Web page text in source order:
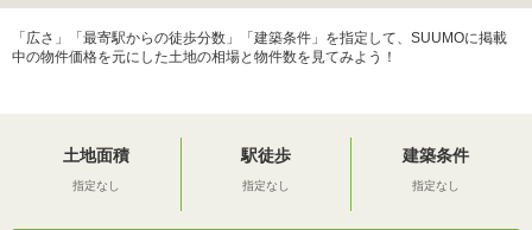
「広さ」「最寄駅からの徒歩分数」「建築条件」を指定して、SUUMOに掲載
中の物件価格を元にした土地の相場と物件数を見てみよう！
土地面積
指定なし
駅徒歩
指定なし
建築条件
指定なし